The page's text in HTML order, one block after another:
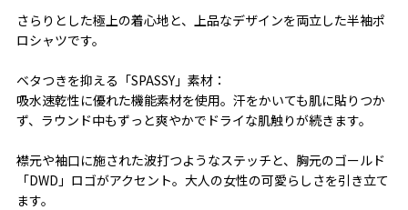
さらりとした極上の着心地と、上品なデザインを両立した半袖ポ
ロシャツです。
ベタつきを抑える「SPASSY」素材：
吸水速乾性に優れた機能素材を使用。汗をかいても肌に貼りつか
ず、ラウンド中もずっと爽やかでドライな肌触りが続きます。
襟元や袖口に施された波打つようなステッチと、胸元のゴールド
「DWD」ロゴがアクセント。大人の女性の可愛らしさを引き立て
ます。